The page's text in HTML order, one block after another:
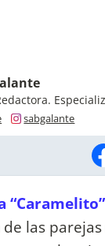
sabgalante
de las